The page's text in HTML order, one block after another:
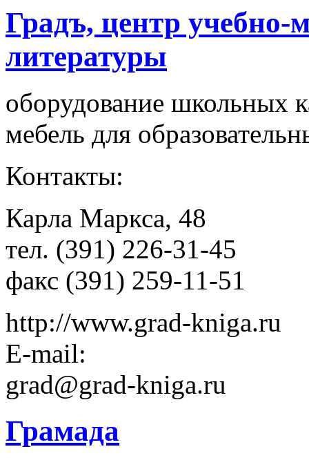
Градъ, центр учебно-
литературы
оборудование школьных
мебель для
Контакты:
Карла Маркса, 48
тел. (391) 226-31-45
факс (391) 259-11-51
http://www.grad-kniga.ru
E-mail:
grad@grad-kniga.ru
Грамада